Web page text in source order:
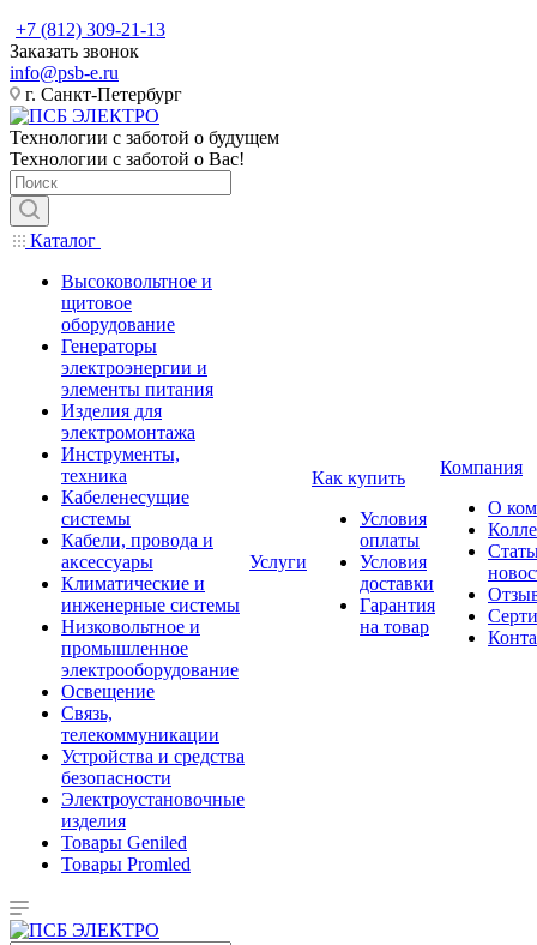
+7 (812) 309-21-13
Заказать звонок
info@psb-e.ru
г. Санкт-Петербург
Технологии с заботой о будущем
Технологии с заботой о Вас!
Каталог
Высоковольтное и
щитовое
оборудование
Генераторы
электроэнергии и
элементы питания
Изделия для
электромонтажа
Инструменты,
техника
Кабеленесущие
системы
Кабели, провода и
аксессуары
Климатические и
инженерные системы
Низковольтное и
промышленное
электрооборудование
Освещение
Связь,
телекоммуникации
Устройства и средства
безопасности
Электроустановочные
изделия
Товары Geniled
Товары Promled
Услуги
Как купить
Условия
оплаты
Условия
доставки
Гарантия
на товар
Компания
О